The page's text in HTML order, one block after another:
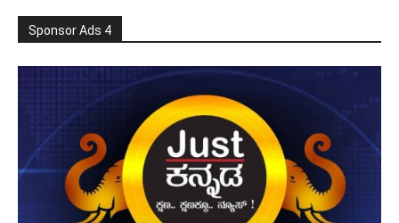
Sponsor Ads 4